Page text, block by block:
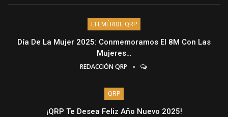
EFEMÉRIDE QRP
Día De La Mujer 2025: Conmemoramos El 8M Con Las
Mujeres…
REDACCIÓN QRP
QRP
¡QRP Te Desea Feliz Año Nuevo 2025!